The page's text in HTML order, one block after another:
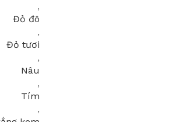
,
Đỏ đô
,
Đỏ tươi
,
Nâu
,
Tím
,